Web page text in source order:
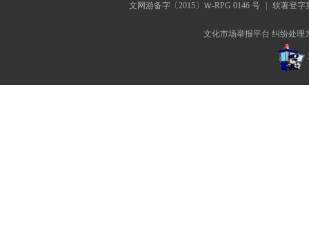
文网游备字〔2015〕Ｗ-RPG 0146 号
软著登字
文化市场举报平台 纠纷处理